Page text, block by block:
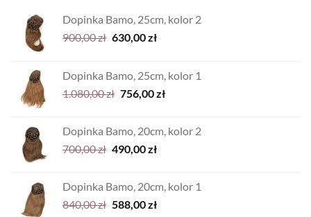
Dopinka Bamo, 25cm, kolor 2
900,00zł Pierwotna
900,00 zł.
630,00złAktualna
630,00 zł.
Dopinka Bamo, 25cm, kolor 1
1.080,00zł Pierwotna
1.080,00 zł.
756,00złAktualna
756,00 zł.
Dopinka Bamo, 20cm, kolor 2
700,00zł Pierwotna
700,00 zł.
490,00złAktualna
490,00 zł.
Dopinka Bamo, 20cm, kolor 1
840,00zł Pierwotna
588,00złAktualna